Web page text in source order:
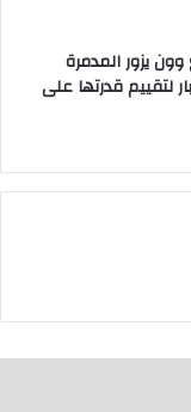
يزور المدمرة
لتقييم قدرتها على